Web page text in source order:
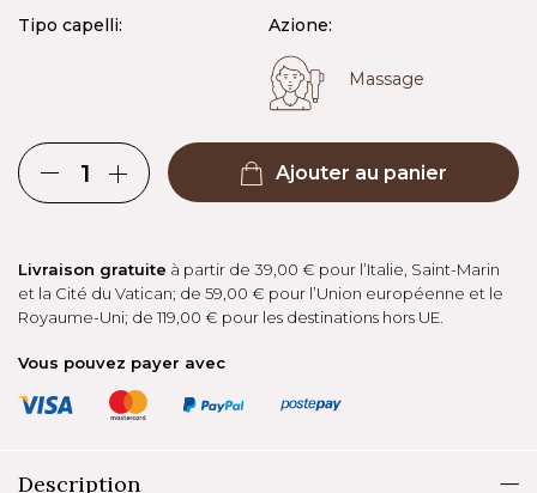
Tipo capelli: Azione:
Massage
Ajouter au panier
Livraison gratuite à partir de 39,00 € pour l’Italie, Saint-Marin
et la Cité du Vatican; de 59,00 € pour l’Union européenne et le
Royaume-Uni; de 119,00 € pour les destinations hors UE.
Vous pouvez payer avec
Description